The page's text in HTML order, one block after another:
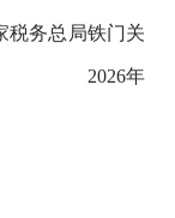
门关
年